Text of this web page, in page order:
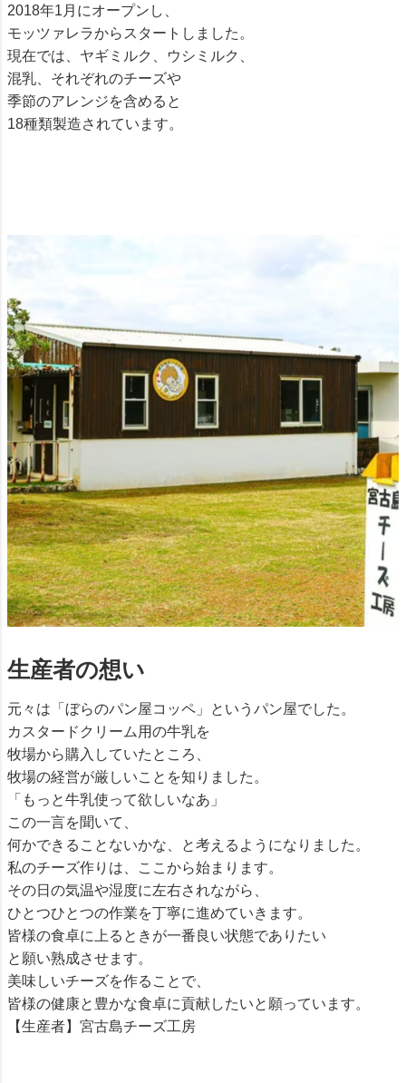
2018年1月にオープンし、
モッツァレラからスタートしました。
現在では、ヤギミルク、ウシミルク、
混乳、それぞれのチーズや
季節のアレンジを含めると
18種類製造されています。
生産者の想い
元々は「ぼらのパン屋コッペ」というパン屋でした。
カスタードクリーム用の牛乳を
牧場から購入していたところ、
牧場の経営が厳しいことを知りました。
「もっと牛乳使って欲しいなあ」
この一言を聞いて、
何かできることないかな、と考えるようになりました。
私のチーズ作りは、ここから始まります。
その日の気温や湿度に左右されながら、
ひとつひとつの作業を丁寧に進めていきます。
皆様の食卓に上るときが一番良い状態でありたい
と願い熟成させます。
美味しいチーズを作ることで、
皆様の健康と豊かな食卓に貢献したいと願っています。
【生産者】宮古島チーズ工房